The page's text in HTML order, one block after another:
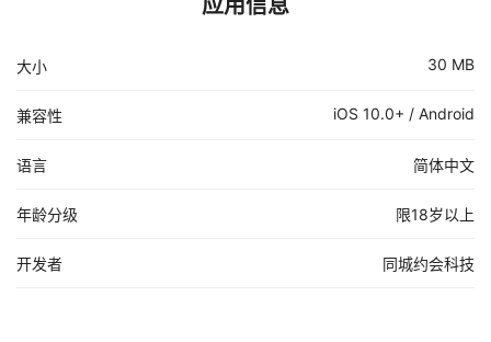
应用信息
大小 30 MB
兼容性 iOS 10.0+ / Android
语言 简体中文
年龄分级 限18岁以上
开发者 同城约会科技